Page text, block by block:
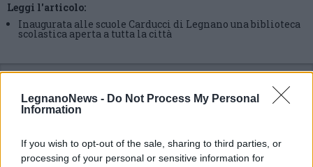
LegnanoNews - Do Not Process My Personal
Information
If you wish to opt-out of the sale, sharing to third parties, or
processing of your personal or sensitive information for
Leggi l'articolo:
Inaugurata alle scuole Carducci di Legnano una biblioteca
scolastica aperta a tutta la città